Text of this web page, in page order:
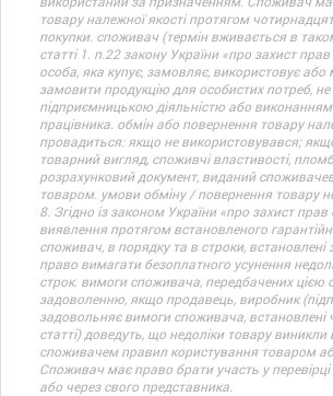
товару належної якості протягом
покупки. споживач (термін вживається в
статті 1. п.22 закону України «про захист
особа, яка купує, замовляє, використовує
замовити продукцію для особистих потреб, не
підприємницькою діяльністю або виконанням
працівника. обмін або повернення товару
провадиться: якщо не використовувався;
товарний вигляд, споживчі властивості,
розрахунковий документ, виданий
товаром. умови обміну / повернення товару
8. Згідно із законом України «про захист прав
виявлення протягом встановленого
споживач, в порядку та в строки,
право вимагати безоплатного усунення
строк. вимоги споживача, передбачених цією
задоволенню, якщо продавець, виробник
задовольняє вимоги споживача, встановлені
статті) доведуть, що недоліки товару
споживачем правил користування товаром
Споживач має право брати участь у перевірці
або через свого представника.